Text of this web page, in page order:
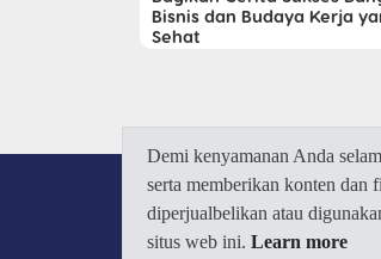
Bisnis dan Budaya Kerja
Sehat
Demi kenyamanan Anda
serta memberikan konten dan
diperjualbelikan atau
situs web ini. Learn more